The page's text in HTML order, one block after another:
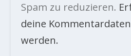
Spam zu reduzieren.
deine
werden.